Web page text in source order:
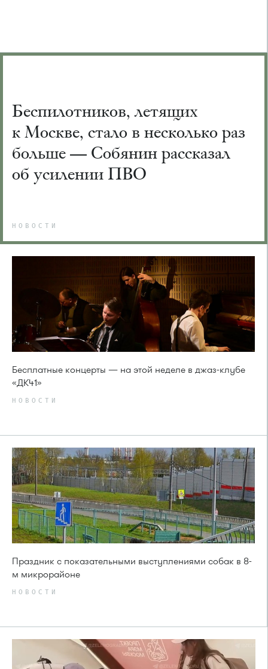
Беспилотников, летящих
к Москве, стало в несколько раз
больше — Собянин рассказал
об усилении ПВО
НОВОСТИ
Бесплатные концерты — на этой неделе в джаз-клубе
«ДК41»
НОВОСТИ
Праздник с показательными выступлениями собак в 8-
м микрорайоне
НОВОСТИ